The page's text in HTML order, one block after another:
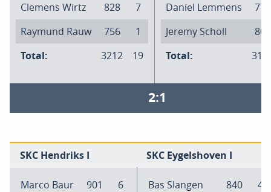
Clemens Wirtz
828
7
Raymund Rauw
756
1
Total:
3212 19
Daniel Lemmens
770
Jeremy Scholl
806
Total:
2:1
SKC Hendriks I SKC Eygelshoven I
Marco Baur 901
6
Bas Slangen 840
4